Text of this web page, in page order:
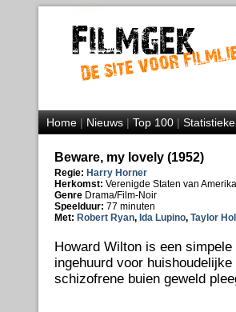
Home|Nieuws|Top 100|
Beware, my lovely (1952)
Regie: Harry Horner
Herkomst: Verenigde Staten van Amerika
Genre Drama/Film-Noir
Speelduur: 77 minuten
Met: Robert Ryan, Ida Lupino, Taylor
Howard Wilton is een
ingehuurd voor
schizofrene buien geweld